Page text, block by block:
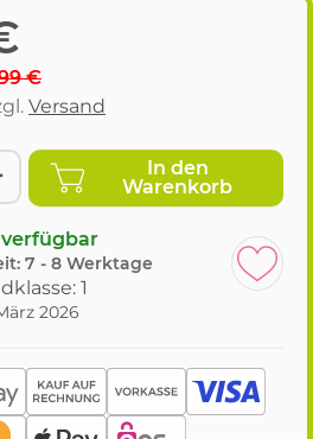
€
Versand
In den
Warenkorb
7 - 8 Werktage
1
2026